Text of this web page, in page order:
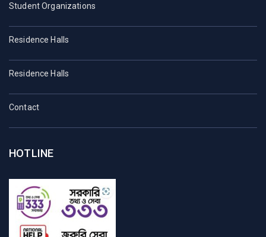
Student Organizations
Residence Halls
Residence Halls
Contact
HOTLINE